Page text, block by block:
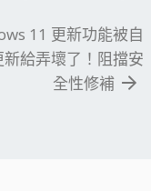
11 更新功能被自
新給弄壞了！阻擋安
全性修補